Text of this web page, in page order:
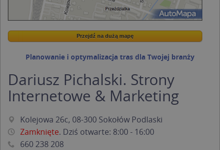
Wstaw tę mapkę na swoją stronę
Przejdź na dużą mapę
Przejdź na dużą mapę
Planowanie i optymalizacja tras dla Twojej branży
Dariusz Pichalski. Strony
Internetowe & Marketing
Kolejowa 26c, 08-300 Sokołów Podlaski
Zamknięte. Dziś otwarte: 8:00 - 16:00
660 238 208